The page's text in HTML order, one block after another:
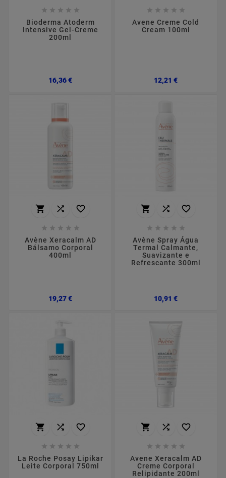
    
Bioderma Atoderm
Intensive Gel-Creme
200ml
16,36 €Preço
    
Avene Creme Cold
Cream 100ml
12,21 €Preço
  
    
Avène Xeracalm AD
Bálsamo Corporal
400ml
19,27 €Preço
  
    
Avène Spray Água
Termal Calmante,
Suavizante e
Refrescante 300ml
10,91 €Preço
  
    
La Roche Posay Lipikar
Leite Corporal 750ml
  
    
Avene Xeracalm AD
Creme Corporal
Relipidante 200ml